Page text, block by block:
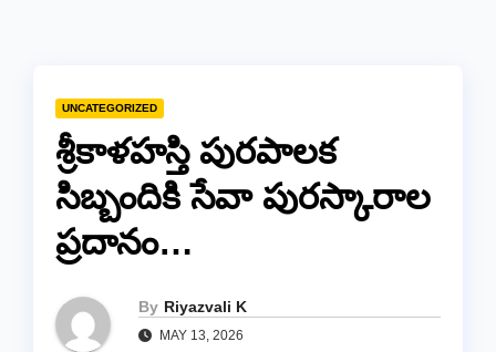
UNCATEGORIZED
​శ్రీకాళహస్తి పురపాలక
సిబ్బందికి సేవా పురస్కారాల
ప్రదానం…
By Riyazvali K
MAY 13, 2026